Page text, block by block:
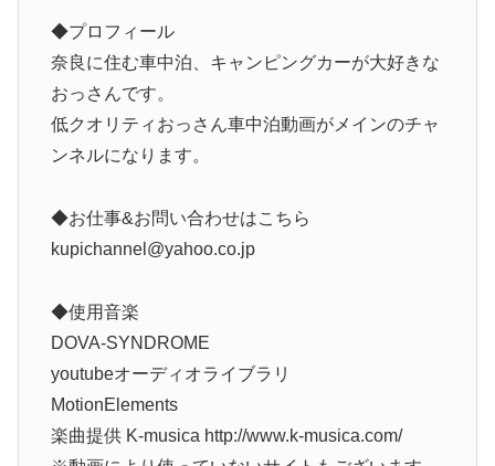
◆プロフィール
奈良に住む車中泊、キャンピングカーが大好きな
おっさんです。
低クオリティおっさん車中泊動画がメインのチャ
ンネルになります。
◆お仕事&お問い合わせはこちら
kupichannel@yahoo.co.jp
◆使用音楽
DOVA-SYNDROME
youtubeオーディオライブラリ
MotionElements
楽曲提供 K-musica http://www.k-musica.com/